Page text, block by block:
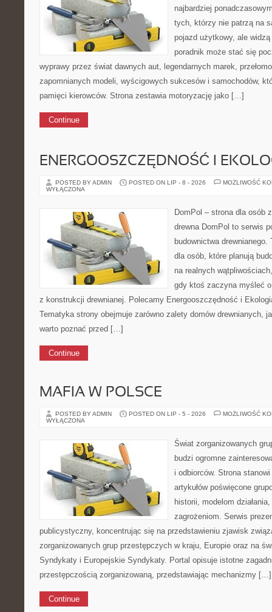
najbardziej
tych, którzy nie patrzą na
pojazd użytkowy, ale
poradnik może stać się
wyprawy przez świat dawnych aut, legendarnych marek,
zapomnianych modeli, wyścigowych sukcesów i samochodów,
pamięci kierowców. Strona zestawia motoryzację jako […]
Continue
ENERGOOSZCZĘDNOŚĆ I
POSTED BY ADMIN POSTED ON LIP - 8 - 2026
MOŻLIWOŚĆ
WYŁĄCZONA
DomPol – strona dla osób
drewna DomPol to serwis
budownictwa drewnianego.
dla osób, które planują
na realnych
gdy ktoś zaczyna myśleć
z konstrukcji drewnianej. Polecamy Energooszczędność i
Tematyka strony obejmuje zarówno zalety domów drewnianych,
warto poznać przed […]
Continue
MAFIA W POLSCE
POSTED BY ADMIN POSTED ON LIP - 5 - 2026
MOŻLIWOŚĆ
WYŁĄCZONA
Świat zorganizowanych
budzi ogromne
i odbiorców. Strona
artykułów poświęcone
historii, modelom
zagrożeniom. Serwis
publicystyczny, koncentrując się na przedstawieniu zjawisk
zorganizowanych grup przestępczych w kraju, Europie oraz na
Syndykaty i Europejskie Syndykaty. Portal opisuje istotne
przestępczością zorganizowaną, przedstawiając mechanizmy […]
Continue